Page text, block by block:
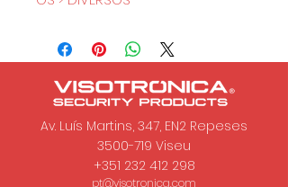
Av. Luís Martins, 347, EN2 Repeses
3500-719 Viseu
+351 232 412 298
pt@visotronica.com